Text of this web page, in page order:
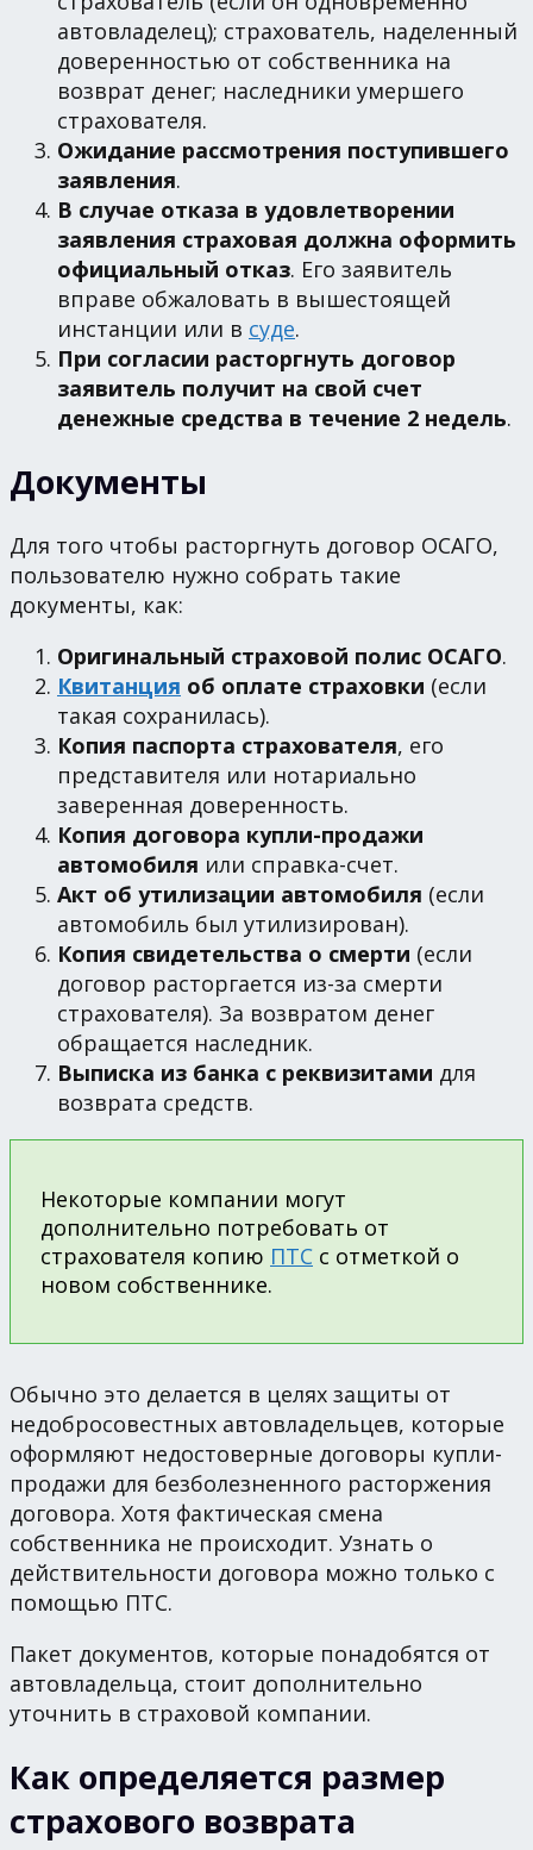
автовладелец); страхователь, наделенный
доверенностью от собственника на
возврат денег; наследники умершего
страхователя.
Ожидание рассмотрения поступившего
заявления.
В случае отказа в удовлетворении
заявления страховая должна оформить
официальный отказ. Его заявитель
вправе обжаловать в вышестоящей
инстанции или в суде.
При согласии расторгнуть договор
заявитель получит на свой счет
денежные средства в течение 2 недель.
Документы
Для того чтобы расторгнуть договор ОСАГО,
пользователю нужно собрать такие
документы, как:
Оригинальный страховой полис ОСАГО.
Квитанция об оплате страховки (если
такая сохранилась).
Копия паспорта страхователя, его
представителя или нотариально
заверенная доверенность.
Копия договора купли-продажи
автомобиля или справка-счет.
Акт об утилизации автомобиля (если
автомобиль был утилизирован).
Копия свидетельства о смерти (если
договор расторгается из-за смерти
страхователя). За возвратом денег
обращается наследник.
Выписка из банка с реквизитами для
возврата средств.
Некоторые компании могут
дополнительно потребовать от
страхователя копию ПТС с отметкой о
новом собственнике.
Обычно это делается в целях защиты от
недобросовестных автовладельцев, которые
оформляют недостоверные договоры купли-
продажи для безболезненного расторжения
договора. Хотя фактическая смена
собственника не происходит. Узнать о
действительности договора можно только с
помощью ПТС.
Пакет документов, которые понадобятся от
автовладельца, стоит дополнительно
уточнить в страховой компании.
Как определяется размер
страхового возврата